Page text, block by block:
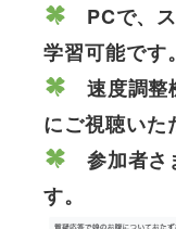
PCで、
学習可能です。
速度調整
にご視聴いた
参加者さ
す。